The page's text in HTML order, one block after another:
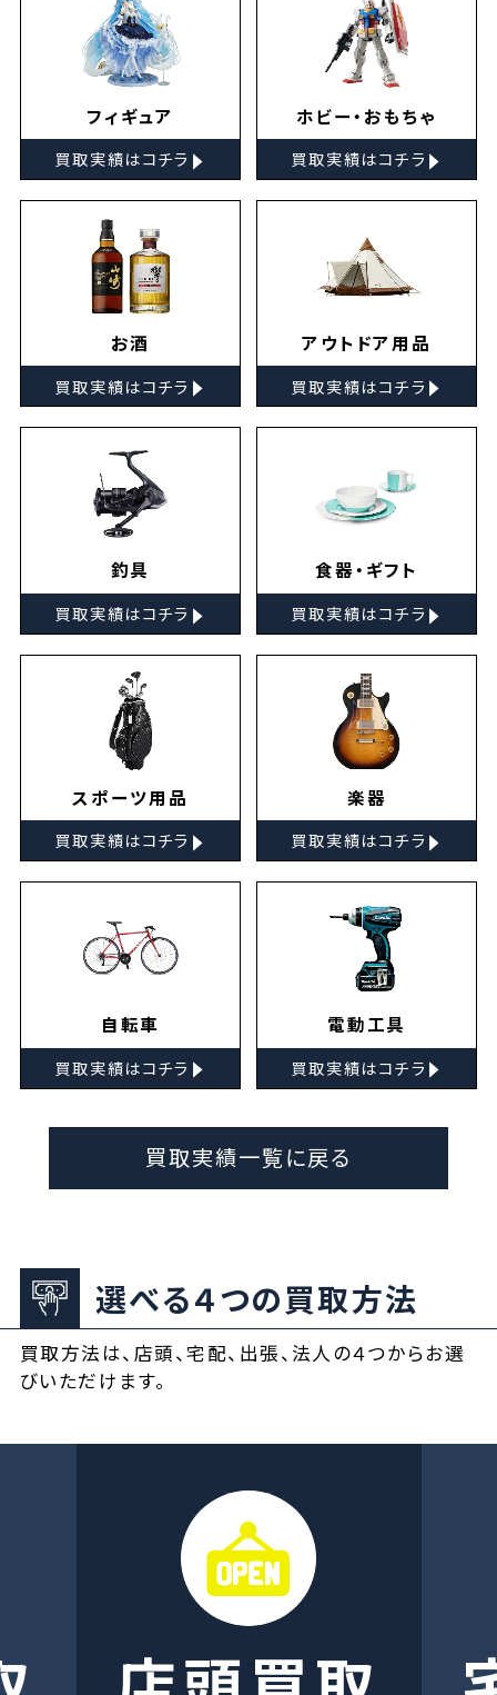
フィギュア
買取実績はコチラ ▸
ホビー・おもちゃ
買取実績はコチラ ▸
お酒
買取実績はコチラ ▸
アウトドア用品
買取実績はコチラ ▸
釣具
買取実績はコチラ ▸
食器・ギフト
買取実績はコチラ ▸
スポーツ用品
買取実績はコチラ ▸
楽器
買取実績はコチラ ▸
自転車
買取実績はコチラ ▸
電動工具
買取実績はコチラ ▸
買取実績一覧に戻る
選べる４つの買取方法
買取方法は、店頭、宅配、出張、法人の４つからお選
びいただけます。